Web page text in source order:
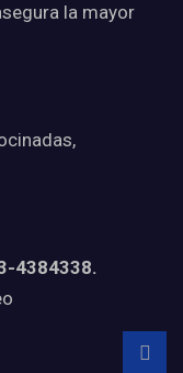
la mayor
4384338.